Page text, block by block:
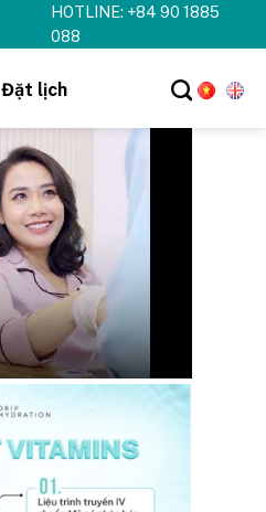
HOTLINE: +84 90 1885
088
Đặt lịch